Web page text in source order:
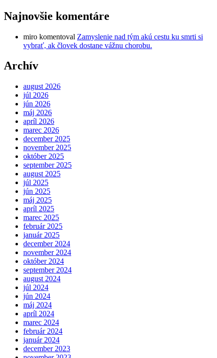
Najnovšie komentáre
miro komentoval Zamyslenie nad tým akú cestu ku smrti si
vybrať, ak človek dostane vážnu chorobu.
Archív
august 2026
júl 2026
jún 2026
máj 2026
apríl 2026
marec 2026
december 2025
november 2025
október 2025
september 2025
august 2025
júl 2025
jún 2025
máj 2025
apríl 2025
marec 2025
február 2025
január 2025
december 2024
november 2024
október 2024
september 2024
august 2024
júl 2024
jún 2024
máj 2024
apríl 2024
marec 2024
február 2024
január 2024
december 2023